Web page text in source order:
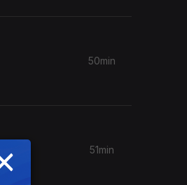
50min
51min